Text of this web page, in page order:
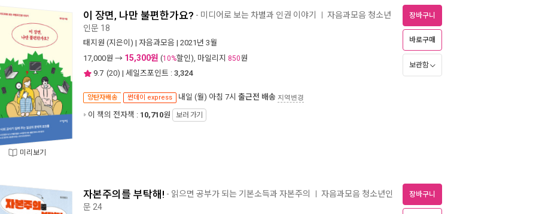
미리보기
이 장면, 나만 불편한가요? - 미디어로 보는 차별과 인권 이야기 자음과모음 청소년
인문 18
태지원 (지은이) | 자음과모음 | 2021년 3월
17,000원 → 15,300원 (10%할인), 마일리지 850원
9.7 (20) | 세일즈포인트 : 3,324
양탄자배송 썬데이 express 내일 (월) 아침 7시 출근전 배송 지역변경
이 책의 전자책 : 10,710원 보러 가기
장바구니
바로구매
보관함
자본주의를 부탁해! - 읽으면 공부가 되는 기본소득과 자본주의 자음과모음 청소년인
문 24
장바구니